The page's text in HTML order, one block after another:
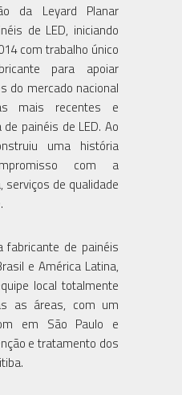
da Leyard Planar
de LED, iniciando
com trabalho único
para apoiar
do mercado nacional
mais recentes e
painéis de LED. Ao
uma história
com a
serviços de qualidade
fabricante de painéis
e América Latina,
local totalmente
as áreas, com um
em São Paulo e
e tratamento dos